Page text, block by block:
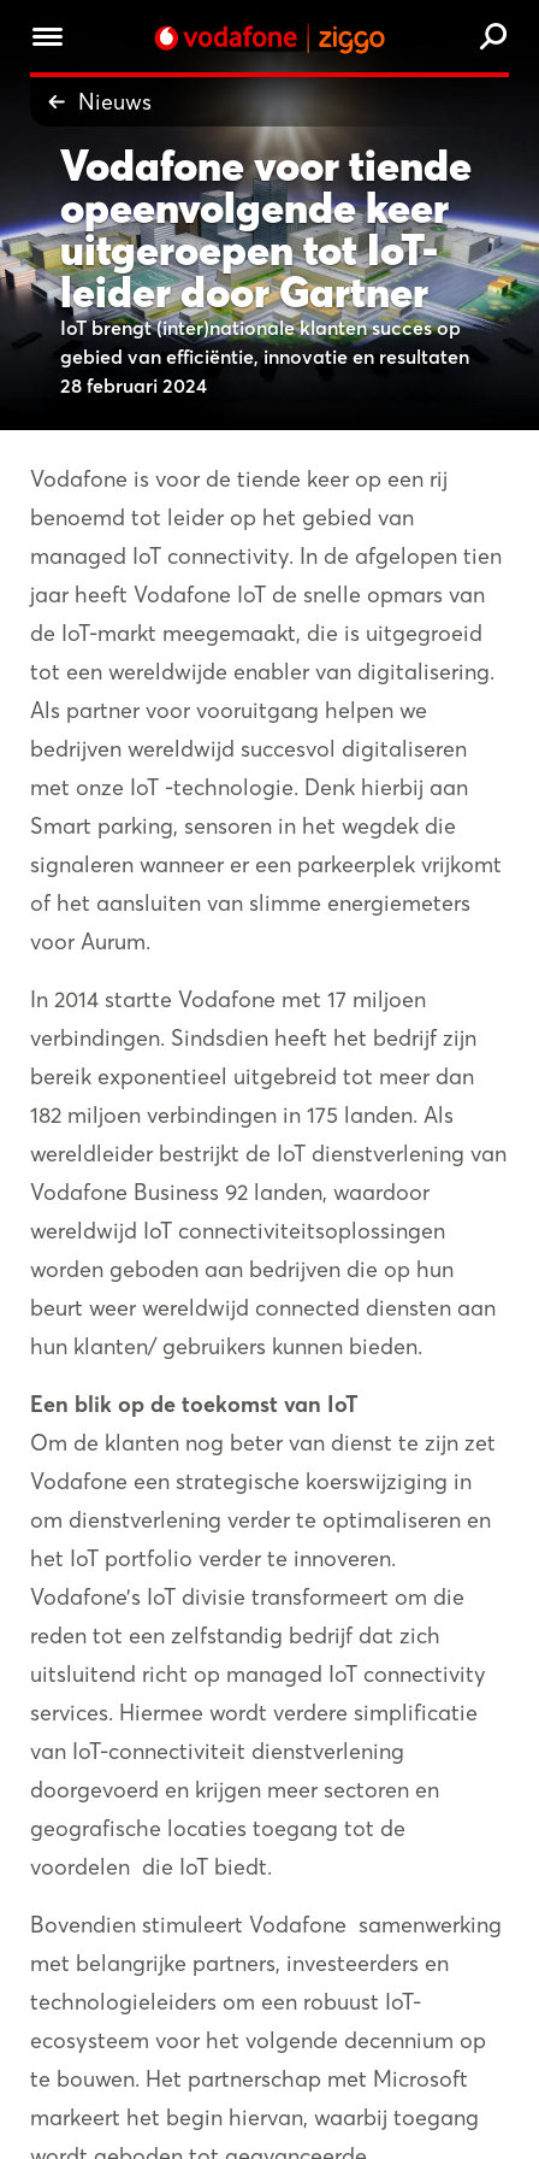
Nieuws
Vodafone voor tiende
opeenvolgende keer
uitgeroepen tot IoT-
leider door Gartner
IoT brengt (inter)nationale klanten succes op
gebied van efficiëntie, innovatie en resultaten
28 februari 2024
Vodafone is voor de tiende keer op een rij
benoemd tot leider op het gebied van
managed IoT connectivity. In de afgelopen tien
jaar heeft Vodafone IoT de snelle opmars van
de IoT-markt meegemaakt, die is uitgegroeid
tot een wereldwijde enabler van digitalisering.
Als partner voor vooruitgang helpen we
bedrijven wereldwijd succesvol digitaliseren
met onze IoT -technologie. Denk hierbij aan
Smart parking, sensoren in het wegdek die
signaleren wanneer er een parkeerplek vrijkomt
of het aansluiten van slimme energiemeters
voor Aurum.
In 2014 startte Vodafone met 17 miljoen
verbindingen. Sindsdien heeft het bedrijf zijn
bereik exponentieel uitgebreid tot meer dan
182 miljoen verbindingen in 175 landen. Als
wereldleider bestrijkt de IoT dienstverlening van
Vodafone Business 92 landen, waardoor
wereldwijd IoT connectiviteitsoplossingen
worden geboden aan bedrijven die op hun
beurt weer wereldwijd connected diensten aan
hun klanten/ gebruikers kunnen bieden.
Een blik op de toekomst van IoT
Om de klanten nog beter van dienst te zijn zet
Vodafone een strategische koerswijziging in
om dienstverlening verder te optimaliseren en
het IoT portfolio verder te innoveren.
Vodafone’s IoT divisie transformeert om die
reden tot een zelfstandig bedrijf dat zich
uitsluitend richt op managed IoT connectivity
services. Hiermee wordt verdere simplificatie
van IoT-connectiviteit dienstverlening
doorgevoerd en krijgen meer sectoren en
geografische locaties toegang tot de
voordelen die IoT biedt.
Bovendien stimuleert Vodafone samenwerking
met belangrijke partners, investeerders en
technologieleiders om een robuust IoT-
ecosysteem voor het volgende decennium op
te bouwen. Het partnerschap met Microsoft
markeert het begin hiervan, waarbij toegang